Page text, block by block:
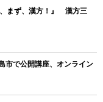
まず、漢方！』 漢方三
市で公開講座、オンライン